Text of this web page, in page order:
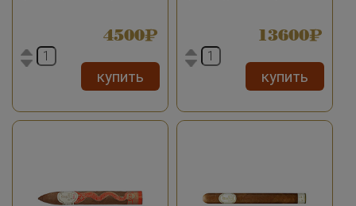
4500
купить
13600
купить